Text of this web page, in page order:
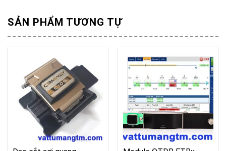
SẢN PHẨM TƯƠNG TỰ